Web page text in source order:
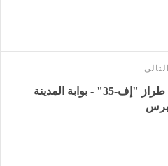
التالى
تحطم مقاتلة أميركية من طراز "إف-35" - بوابة المدينة
برس